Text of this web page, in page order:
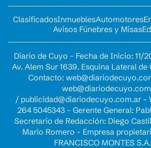
ClasificadosInmueblesAutomotores
Avisos Fúnebres y Misas
Diario de Cuyo - Fecha de Inicio: 11/
Av. Alem Sur 1639. Esquina Lateral
Contacto:
/ publicidad@diariodecuyo.com.ar-
264 5045343 - Gerente General:
Secretario de Redacción: Diego
Mario Romero - Empresa
FRANCISCO MONTES